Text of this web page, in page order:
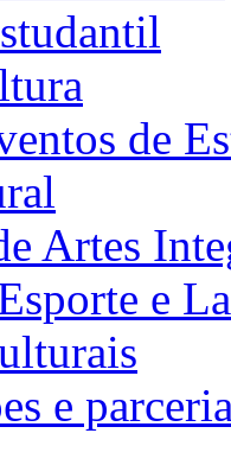
de
Artes
e
e